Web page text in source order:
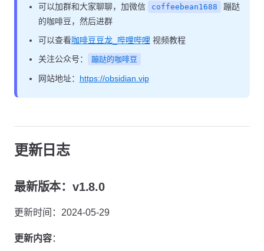
可以加群和大家聊聊，加微信
coffeebean1688
蹦跶
的咖啡豆，然后进群
可以查看咖啡豆豆龙_哔哩哔哩 视频教程
关注公众号：
蹦跶的咖啡豆
网站地址： https://obsidian.vip
更新日志
最新版本：v1.8.0
更新时间：2024-05-29
更新内容：